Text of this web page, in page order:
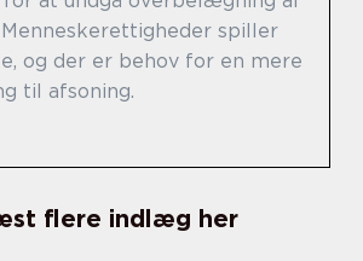
spiller
og der er behov for en mere
til afsoning.
flere indlæg her